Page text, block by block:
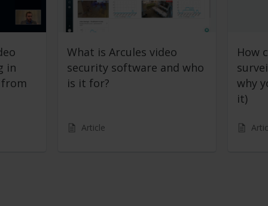
in
What is Arcules video
security software and who
is it for?
Article
How
why
it)